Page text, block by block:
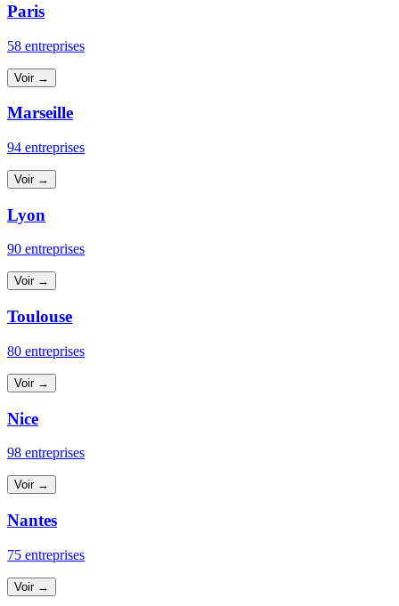
Paris
58 entreprises
Voir →
Marseille
94 entreprises
Voir →
Lyon
90 entreprises
Voir →
Toulouse
80 entreprises
Voir →
Nice
98 entreprises
Voir →
Nantes
75 entreprises
Voir →